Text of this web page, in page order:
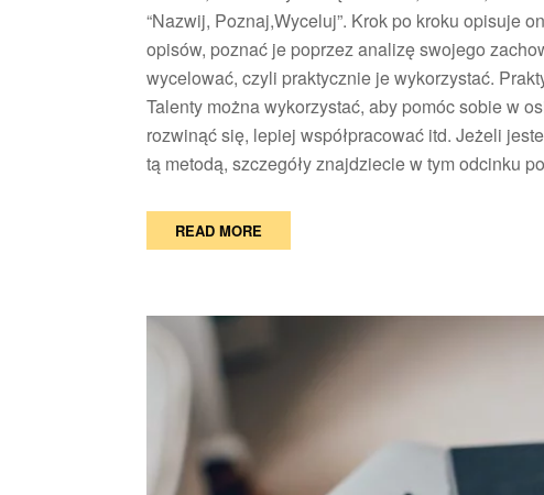
“Nazwij, Poznaj,Wyceluj”. Krok po kroku opisuje
opisów, poznać je poprzez analizę swojego
wycelować, czyli praktycznie je wykorzystać.
Talenty można wykorzystać, aby pomóc sobie w
rozwinąć się, lepiej współpracować itd. Jeżeli
tą metodą, szczegóły znajdziecie w tym odcinku
READ MORE